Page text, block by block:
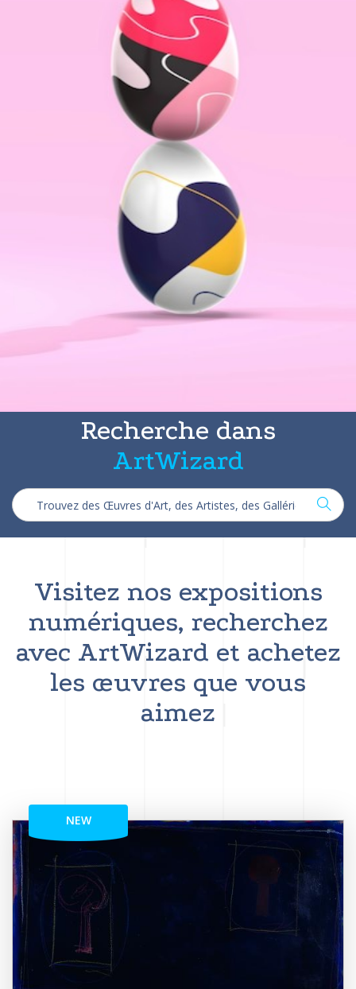
Recherche dans
ArtWizard
Visitez nos expositions
numériques, recherchez
avec ArtWizard et achetez
les œuvres que vous
aimez
NEW